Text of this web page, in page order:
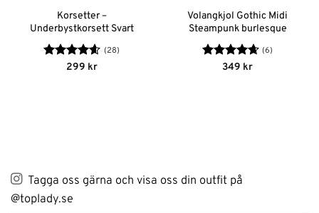
Korsetter –
Underbystkorsett Svart
Betygsatt
(28)
299 kr
Volangkjol Gothic Midi
Steampunk burlesque
Betygsatt
(6)
349 kr
Tagga oss gärna och visa oss din outfit på
@toplady.se